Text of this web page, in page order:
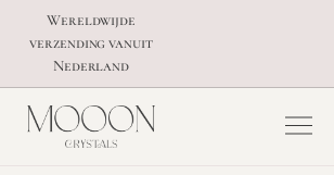
Wereldwijde
verzending vanuit
Nederland